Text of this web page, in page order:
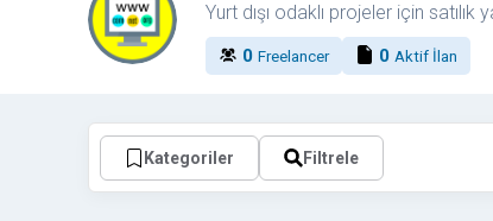
Yurt dışı odaklı projeler için
0 Freelancer 0 Aktif İlan
Kategoriler Filtrele